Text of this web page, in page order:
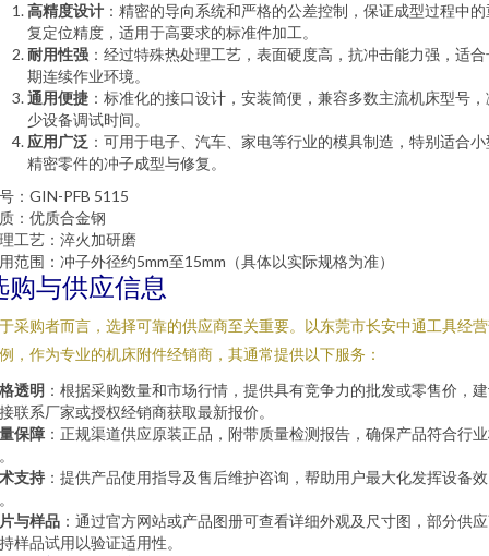
高精度设计 ：精密的导向系统和严格的公差控制，保证成型过程中的
复定位精度，适用于高要求的标准件加工。
耐用性强 ：经过特殊热处理工艺，表面硬度高，抗冲击能力强，适合
期连续作业环境。
通用便捷 ：标准化的接口设计，安装简便，兼容多数主流机床型号，
少设备调试时间。
应用广泛 ：可用于电子、汽车、家电等行业的模具制造，特别适合小
精密零件的冲子成型与修复。
：GIN-PFB 5115
：优质合金钢
工艺：淬火加研磨
范围：冲子外径约5mm至15mm（具体以实际规格为准）
购与供应信息
采购者而言，选择可靠的供应商至关重要。以东莞市长安中通工具经
，作为专业的机床附件经销商，其通常提供以下服务：
透明 ：根据采购数量和市场行情，提供具有竞争力的批发或零售价，
联系厂家或授权经销商获取最新报价。
保障 ：正规渠道供应原装正品，附带质量检测报告，确保产品符合行
支持 ：提供产品使用指导及售后维护咨询，帮助用户最大化发挥设备效
与样品 ：通过官方网站或产品图册可查看详细外观及尺寸图，部分供
样品试用以验证适用性。